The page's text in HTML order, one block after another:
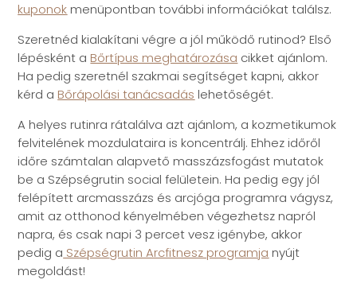
kuponok menüpontban további információkat találsz.
Szeretnéd kialakítani végre a jól működő rutinod? Első
lépésként a Bőrtípus meghatározása cikket ajánlom.
Ha pedig szeretnél szakmai segítséget kapni, akkor
kérd a Bőrápolási tanácsadás lehetőségét.
A helyes rutinra rátalálva azt ajánlom, a kozmetikumok
felvitelének mozdulataira is koncentrálj. Ehhez időről
időre számtalan alapvető masszázsfogást mutatok
be a Szépségrutin social felületein. Ha pedig egy jól
felépített arcmasszázs és arcjóga programra vágysz,
amit az otthonod kényelmében végezhetsz napról
napra, és csak napi 3 percet vesz igénybe, akkor
pedig a Szépségrutin Arcfitnesz programja nyújt
megoldást!